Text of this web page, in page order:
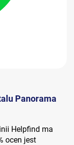
Panorama
Helpfind ma
ocen jest